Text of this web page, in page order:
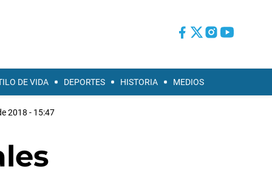
DE VIDA DEPORTES HISTORIA MEDIOS
2018 - 15:47